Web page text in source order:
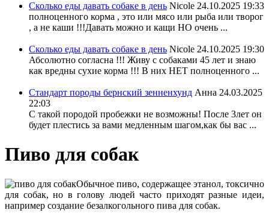
Сколько еды давать собаке в день Nicole 24.10.2025 19:33
полноценного корма , это или мясо или рыба или творог
, а не каши !!!Давать можно и кащи НО очень ...
Сколько еды давать собаке в день Nicole 24.10.2025 19:30
Абсолютно согласна !!! Живу с собаками 45 лет и знаю
как вредны сухие корма !!! В них НЕТ полноценного ...
Стандарт породы бернский зенненхунд Анна 24.03.2025
22:03
С такой породой пробежки не возможны! После 3лет он
будет плестись за вами медленным шагом,как бы вас ...
Пиво для собак
Обычное пиво, содержащее этанол, токсично
для собак, но в голову людей часто приходят разные идеи,
например создание безалкогольного пива для собак.